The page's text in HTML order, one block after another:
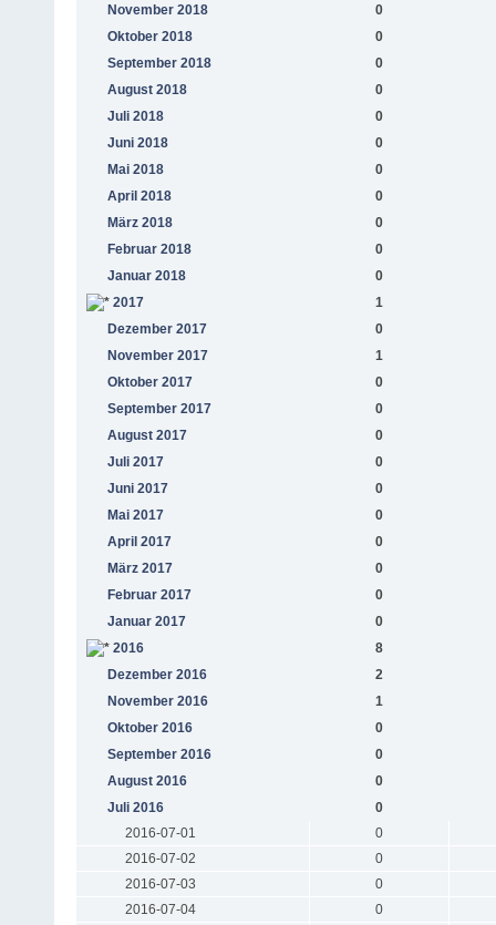
November 2018
0
Oktober 2018
0
September 2018
0
August 2018
0
Juli 2018
0
Juni 2018
0
Mai 2018
0
April 2018
0
März 2018
0
Februar 2018
0
Januar 2018
0
2017
1
Dezember 2017
0
November 2017
1
Oktober 2017
0
September 2017
0
August 2017
0
Juli 2017
0
Juni 2017
0
Mai 2017
0
April 2017
0
März 2017
0
Februar 2017
0
Januar 2017
0
2016
8
Dezember 2016
2
November 2016
1
Oktober 2016
0
September 2016
0
August 2016
0
Juli 2016
0
2016-07-01
0
2016-07-02
0
2016-07-03
0
2016-07-04
0